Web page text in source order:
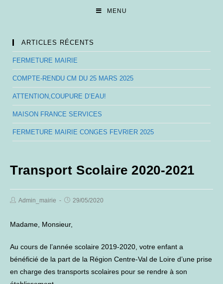
MENU
ARTICLES RÉCENTS
FERMETURE MAIRIE
COMPTE-RENDU CM DU 25 MARS 2025
ATTENTION,COUPURE D’EAU!
MAISON FRANCE SERVICES
FERMETURE MAIRIE CONGES FEVRIER 2025
Transport Scolaire 2020-2021
PostAdmin_mairie
Post29/05/2020
Madame, Monsieur,
Au cours de l’année scolaire 2019-2020, votre enfant a
bénéficié de la part de la Région Centre-Val de Loire d’une prise
en charge des transports scolaires pour se rendre à son